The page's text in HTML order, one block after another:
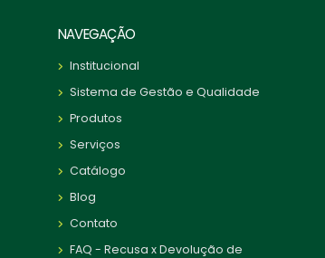
NAVEGAÇÃO
Institucional
Sistema de Gestão e Qualidade
Produtos
Serviços
Catálogo
Blog
Contato
FAQ - Recusa x Devolução de